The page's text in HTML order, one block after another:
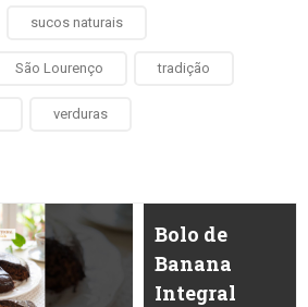
sucos naturais
São Lourenço tradição
verduras
Bolo de
Banana
Integral